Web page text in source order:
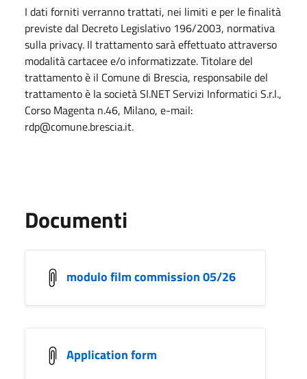
I dati forniti verranno trattati, nei limiti e per le finalità
previste dal Decreto Legislativo 196/2003, normativa
sulla privacy. Il trattamento sarà effettuato attraverso
modalità cartacee e/o informatizzate. Titolare del
trattamento è il Comune di Brescia, responsabile del
trattamento è la società SI.NET Servizi Informatici S.r.l.,
Corso Magenta n.46, Milano, e-mail:
rdp@comune.brescia.it.
Documenti
modulo film commission 05/26
Application form